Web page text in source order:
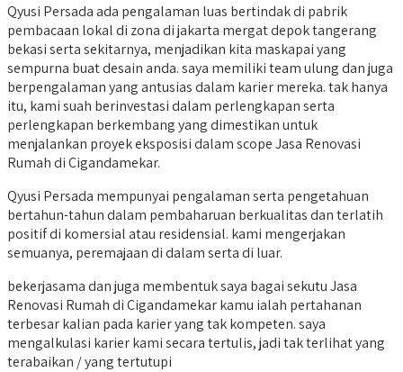
Qyusi Persada ada pengalaman luas bertindak di pabrik
pembacaan lokal di zona di jakarta mergat depok tangerang
bekasi serta sekitarnya, menjadikan kita maskapai yang
sempurna buat desain anda. saya memiliki team ulung dan juga
berpengalaman yang antusias dalam karier mereka. tak hanya
itu, kami suah berinvestasi dalam perlengkapan serta
perlengkapan berkembang yang dimestikan untuk
menjalankan proyek eksposisi dalam scope Jasa Renovasi
Rumah di Cigandamekar.
Qyusi Persada mempunyai pengalaman serta pengetahuan
bertahun-tahun dalam pembaharuan berkualitas dan terlatih
positif di komersial atau residensial. kami mengerjakan
semuanya, peremajaan di dalam serta di luar.
bekerjasama dan juga membentuk saya bagai sekutu Jasa
Renovasi Rumah di Cigandamekar kamu ialah pertahanan
terbesar kalian pada karier yang tak kompeten. saya
mengalkulasi karier kami secara tertulis, jadi tak terlihat yang
terabaikan / yang tertutupi